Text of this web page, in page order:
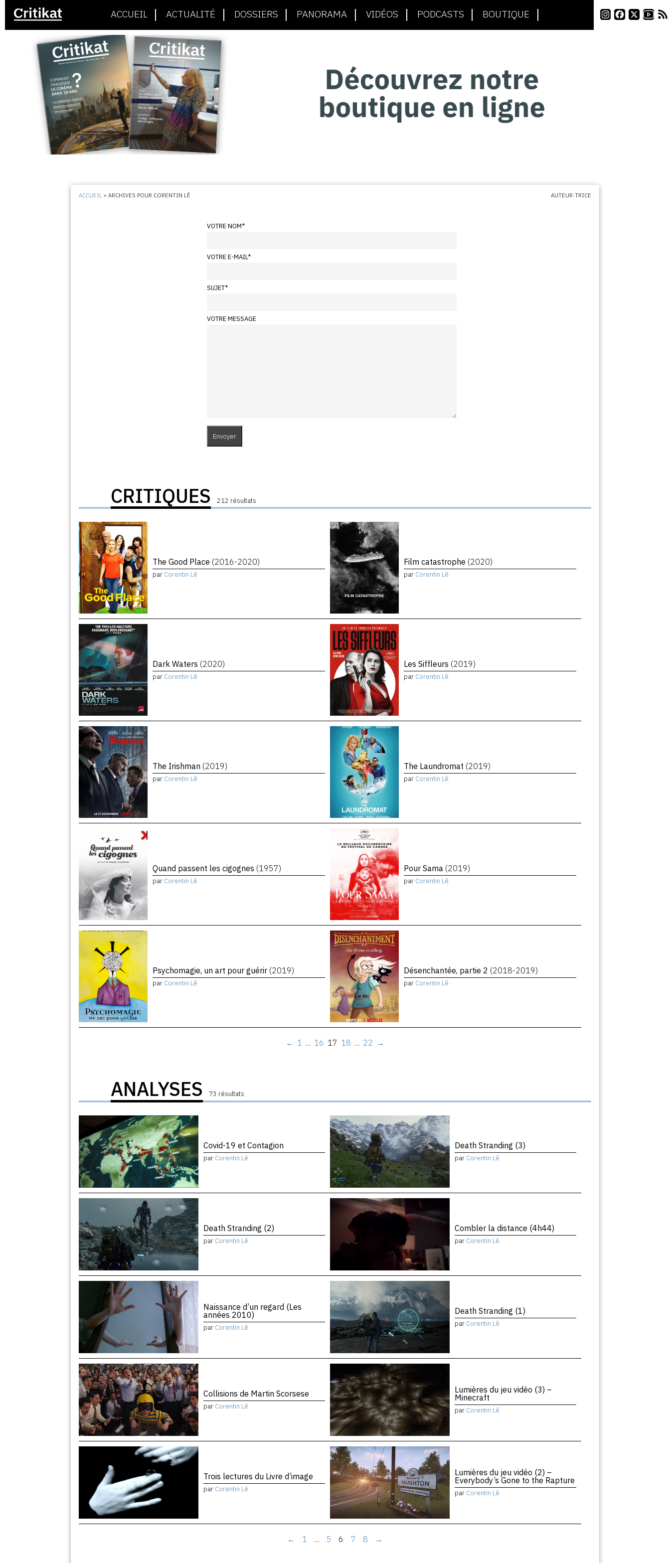
ACCUEIL ACTUALITÉ DOSSIERS PANORAMA VIDÉOS PODCASTS BOUTIQUE
ACCUEIL »ARCHIVES POUR CORENTIN LÊ AUTEUR·TRICE
VOTRE NOM*
VOTRE E-MAIL*
SUJET*
VOTRE MESSAGE
CRITIQUES 212 résultats
The Good Place (2016-2020)
par Corentin Lê
Film catastrophe (2020)
par Corentin Lê
Dark Waters (2020)
par Corentin Lê
Les Siffleurs (2019)
par Corentin Lê
The Irishman (2019)
par Corentin Lê
The Laundromat (2019)
par Corentin Lê
Quand passent les cigognes (1957)
par Corentin Lê
Pour Sama (2019)
par Corentin Lê
Psychomagie, un art pour guérir (2019)
par Corentin Lê
Désenchantée, partie 2 (2018-2019)
par Corentin Lê
← 1 … 16 17 18 … 22 →
ANALYSES 73 résultats
Covid-19 et Contagion
par Corentin Lê
Death Stranding (3)
par Corentin Lê
Death Stranding (2)
par Corentin Lê
Combler la distance (4h44)
par Corentin Lê
Naissance d’un regard (Les
années 2010)
par Corentin Lê
Death Stranding (1)
par Corentin Lê
Collisions de Martin Scorsese
par Corentin Lê
Lumières du jeu vidéo (3) –
Minecraft
par Corentin Lê
Trois lectures du Livre d’image
par Corentin Lê
Lumières du jeu vidéo (2) –
Everybody’s Gone to the Rapture
par Corentin Lê
← 1 … 5 6 7 8 →